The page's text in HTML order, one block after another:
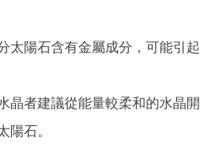
太陽石含有金屬成分，可能引起
晶者建議從能量較柔和的水晶開
陽石。